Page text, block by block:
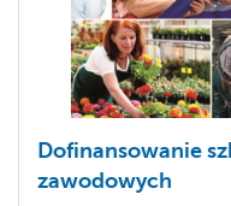
Dofinansowanie
zawodowych